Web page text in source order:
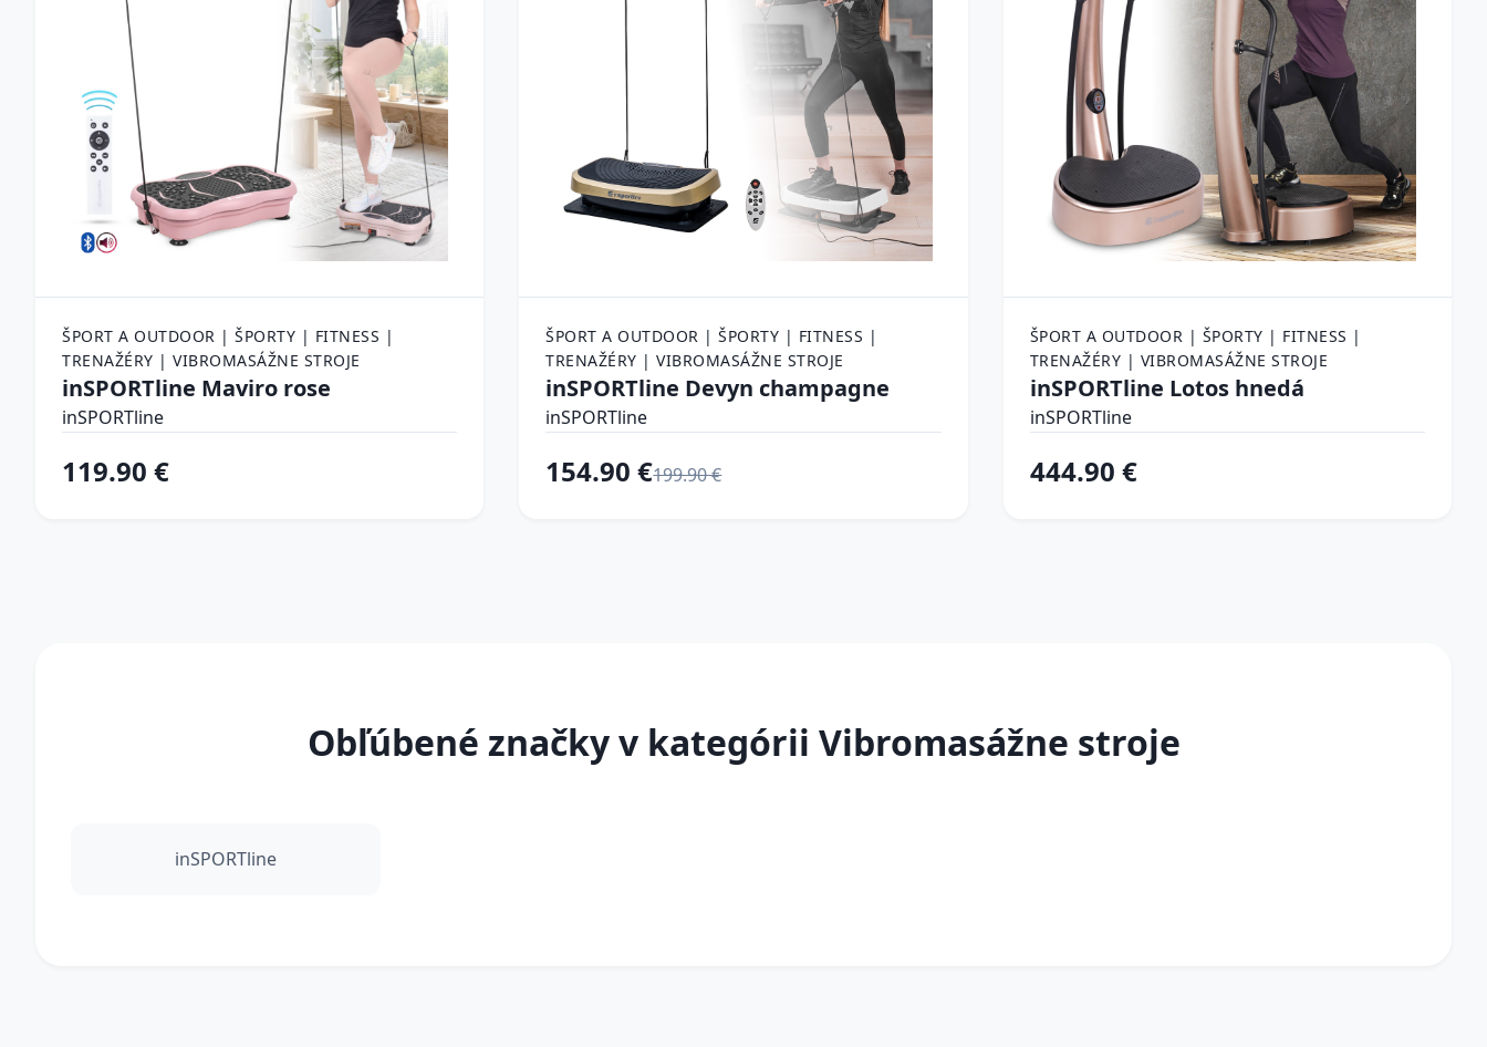
ŠPORT A OUTDOOR | ŠPORTY | FITNESS |
TRENAŽÉRY | VIBROMASÁŽNE STROJE
inSPORTline Maviro rose
inSPORTline
119.90 €
ŠPORT A OUTDOOR | ŠPORTY | FITNESS |
TRENAŽÉRY | VIBROMASÁŽNE STROJE
inSPORTline Devyn champagne
inSPORTline
154.90 €199.90 €
ŠPORT A OUTDOOR | ŠPORTY | FITNESS |
TRENAŽÉRY | VIBROMASÁŽNE STROJE
inSPORTline Lotos hnedá
inSPORTline
444.90 €
Obľúbené značky v kategórii Vibromasážne stroje
inSPORTline